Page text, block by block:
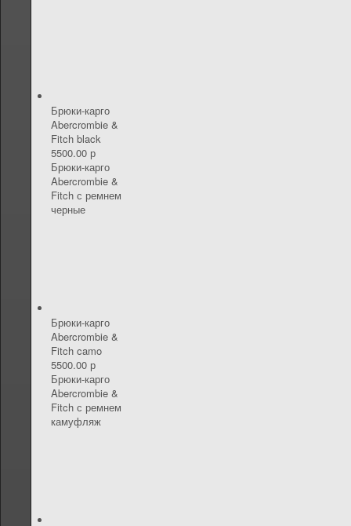
Брюки-карго
Abercrombie &
Fitch black
5500.00 р
Брюки-карго
Abercrombie &
Fitch с ремнем
черные
Брюки-карго
Abercrombie &
Fitch camo
5500.00 р
Брюки-карго
Abercrombie &
Fitch с ремнем
камуфляж